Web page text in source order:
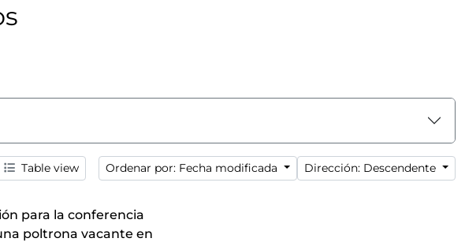
Table view Ordenar por: Fecha modificada Dirección: Descendente
para la conferencia
poltrona vacante en